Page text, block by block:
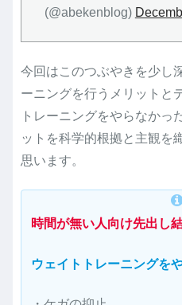
(@abekenblog)
今回はこのつぶやきを少し
ーニングを行うメリットと
トレーニングをやらなかっ
ットを科学的根拠と主観を
思います。
時間が無い人向け先出し
ウェイトトレーニングを